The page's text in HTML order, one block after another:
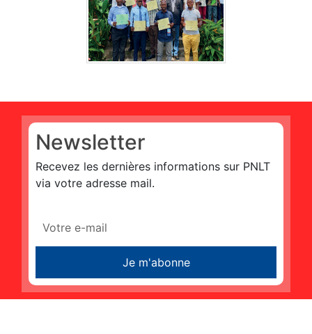
Newsletter
Recevez les dernières informations sur PNLT
via votre adresse mail.
Je m'abonne